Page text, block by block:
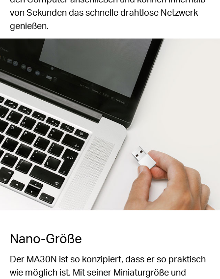
von Sekunden das schnelle drahtlose Netzwerk
genießen.
Nano-Größe
Der MA30N ist so konzipiert, dass er so praktisch
wie möglich ist. Mit seiner Miniaturgröße und